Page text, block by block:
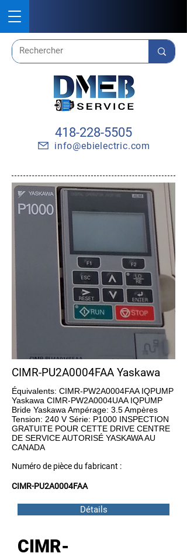
418-228-5505
info@ebielectric.com
CIMR-PU2A0004FAA Yaskawa
Équivalents: CIMR-PW2A0004FAA IQPUMP
Yaskawa CIMR-PW2A0004UAA IQPUMP
Bride Yaskawa Ampérage: 3.5 Ampères
Tension: 240 V Série: P1000 INSPECTION
GRATUITE POUR CETTE DRIVE CENTRE
DE SERVICE AUTORISÉ YASKAWA AU
CANADA
Numéro de pièce du fabricant :
CIMR-PU2A0004FAA
Détails
CIMR-